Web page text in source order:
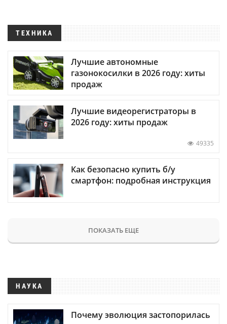
ТЕХНИКА
Лучшие автономные
газонокосилки в 2026 году: хиты
продаж
Лучшие видеорегистраторы в
2026 году: хиты продаж
49335
Как безопасно купить б/у
смартфон: подробная инструкция
ПОКАЗАТЬ ЕЩЕ
НАУКА
Почему эволюция застопорилась